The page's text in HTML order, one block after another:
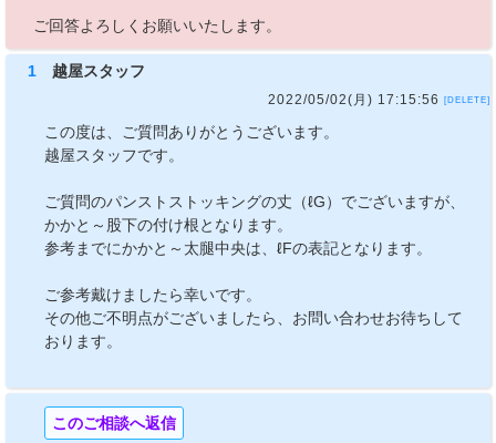
ご回答よろしくお願いいたします。
1 越屋スタッフ
2022/05/02(月) 17:15:56 [DELETE]
この度は、ご質問ありがとうございます。
越屋スタッフです。
ご質問のパンストストッキングの丈（ℓG）でございますが、
かかと～股下の付け根となります。
参考までにかかと～太腿中央は、ℓFの表記となります。
ご参考戴けましたら幸いです。
その他ご不明点がございましたら、お問い合わせお待ちして
おります。
このご相談へ返信